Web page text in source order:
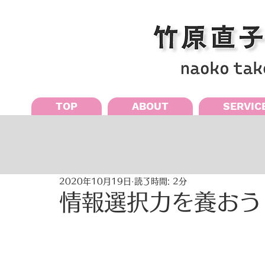
TOP ABOUT
情報選択力を養お
2020年10月19日 読了時間: 2分